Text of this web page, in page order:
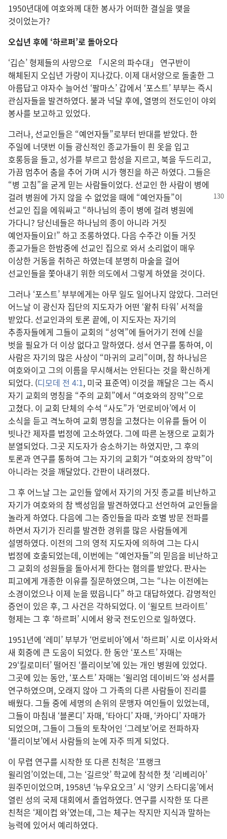
1950년대에 여호와께 대한 봉사가 어떠한 결실을 맺을
것이었는가?
오십년 후에 ‘하르퍼’로 돌아오다
‘깁슨’ 형제들의 사망으로 「시온의 파수대」 연구반이
해체된지 오십년 가량이 지나갔다. 이제 대서양으로 돌출한 그
아름답고 야자수 늘어선 ‘팔마스’ 갑에서 ‘포스트’ 부부는 즉시
관심자들을 발견하였다. 불과 넉달 후에, 열명의 전도인이 야외
봉사를 보고하고 있었다.
그러나, 선교인들은 “예언자들”로부터 반대를 받았다. 한
주일에 너댓번 이들 광신적인 종교가들이 흰 옷을 입고
호롱등을 들고, 성가를 부르고 함성을 지르고, 북을 두드리고,
가끔 멈추어 춤을 추어 가며 시가 행진을 하곤 하였다. 그들은
“병 고침”을 굳게 믿는 사람들이었다. 선교인 한 사람이 병에
걸려 병원에 가지 않을 수 없었을 때에 “예언자들”이
선교인 집을 에워싸고 “하나님의 종이 병에 걸려 병원에
가다니? 당신네들은 하나님의 종이 아니라 거짓
예언자들이요!” 하고 조롱하였다. 다음 수주간 이들 거짓
종교가들은 한밤중에 선교인 집으로 와서 소리없이 매우
이상한 거동을 취하곤 하였는데 분명히 마술을 걸어
선교인들을 쫓아내기 위한 의도에서 그렇게 하였을 것이다.
그러나 ‘포스트’ 부부에게는 아무 일도 일어나지 않았다. 그러던
어느날 이 광신자 집단의 지도자가 어떤 ‘왙취 타워’ 서적을
받았다. 선교인과의 토론 끝에, 이 지도자는 자기의
추종자들에게 그들이 교회의 “성역”에 들어가기 전에 신을
벗을 필요가 더 이상 없다고 말하였다. 성서 연구를 통하여, 이
사람은 자기의 많은 사상이 “마귀의 교리”이며, 참 하나님은
여호와이고 그의 이름을 무시해서는 안된다는 것을 확신하게
되었다. (디모데 전 4:1, 미국 표준역) 이것을 깨달은 그는 즉시
자기 교회의 명칭을 “주의 교회”에서 “여호와의 장막”으로
고쳤다. 이 교회 단체의 수석 “사도”가 ‘먼로비아’에서 이
소식을 듣고 격노하여 교회 명칭을 고쳤다는 이유를 들어 이
빗나간 제자를 법정에 고소하였다. 그에 따른 논쟁으로 교회가
분열되었다. 그곳 지도자가 승소하기는 하였지만, 그 후의
토론과 연구를 통하여 그는 자기의 교회가 “여호와의 장막”이
아니라는 것을 깨달았다. 간판이 내려졌다.
그 후 어느날 그는 교인들 앞에서 자기의 거짓 종교를 비난하고
자기가 여호와의 참 백성임을 발견하였다고 선언하여 교인들을
놀라게 하였다. 다음에 그는 증인들을 따라 호별 방문 전파를
하면서 자기가 진리를 발견한 경위를 많은 사람들에게
설명하였다. 이전의 그의 영적 지도자에 의하여 그는 다시
법정에 호출되었는데, 이번에는 “예언자들”의 믿음을 비난하고
그 교회의 성원들을 돌아서게 한다는 혐의를 받았다. 판사는
피고에게 개종한 이유를 질문하였으며, 그는 “나는 이전에는
소경이었으나 이제 눈을 떴읍니다” 하고 대답하였다. 감명적인
증언이 있은 후, 그 사건은 각하되었다. 이 ‘윌모트 브라이트’
형제는 그 후 ‘하르퍼’ 시에서 왕국 전도인으로 일하였다.
1951년에 ‘레미’ 부부가 ‘먼로비아’에서 ‘하르퍼’ 시로 이사와서
새 회중에 큰 도움이 되었다. 한 동안 ‘포스트’ 자매는
29‘킬로미터’ 떨어진 ‘플리이보’에 있는 개인 병원에 있었다.
그곳에 있는 동안, ‘포스트’ 자매는 ‘윌리엄 데이비드’와 성서를
연구하였으며, 오래지 않아 그 가족의 다른 사람들이 진리를
배웠다. 그들 중에 세명의 손위의 문맹자 여인들이 있었는데,
그들이 마침내 ‘블론디’ 자매, ‘타아디’ 자매, ‘카아디’ 자매가
되었으며, 그들이 그들의 토착어인 ‘그레보’어로 전파하자
‘플리이보’에서 사람들의 눈에 자주 띄게 되었다.
이 무렵 연구를 시작한 또 다른 친척은 ‘프랭크
윌리엄’이었는데, 그는 ‘길르앗’ 학교에 참석한 첫 ‘리베리아’
원주민이었으며, 1958년 ‘뉴우요오크’ 시 ‘양키 스타디움’에서
열린 성의 국제 대회에서 졸업하였다. 연구를 시작한 또 다른
친척은 ‘제이컵 와’였는데, 그는 체구는 작지만 지식과 말하는
능력에 있어서 예리하였다.